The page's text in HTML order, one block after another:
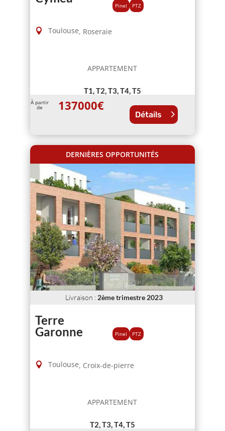
Pinel PTZ
Toulouse, Roseraie
APPARTEMENT
T1, T2, T3, T4, T5
À partir
de 137000€
Détails
DERNIÈRES OPPORTUNITÉS
Livraison : 2ème trimestre 2023
Terre
Garonne
Pinel PTZ
Toulouse, Croix-de-pierre
APPARTEMENT
T2, T3, T4, T5